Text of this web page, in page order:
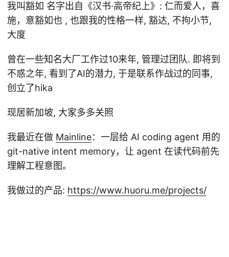
我叫豁如 名字出自《汉书·高帝纪上》: 仁而爱人，喜
施，意豁如也 , 也跟我的性格一样, 豁达, 不拘小节,
大度
曾在一些知名大厂工作过10来年, 管理过团队. 即将到
不惑之年, 看到了AI的潜力, 于是联系作战过的同事,
创立了hika
现居新加坡, 大家多多关照
我最近在做 Mainline：一层给 AI coding agent 用的
git-native intent memory，让 agent 在读代码前先
理解工程意图。
我做过的产品: https://www.huoru.me/projects/